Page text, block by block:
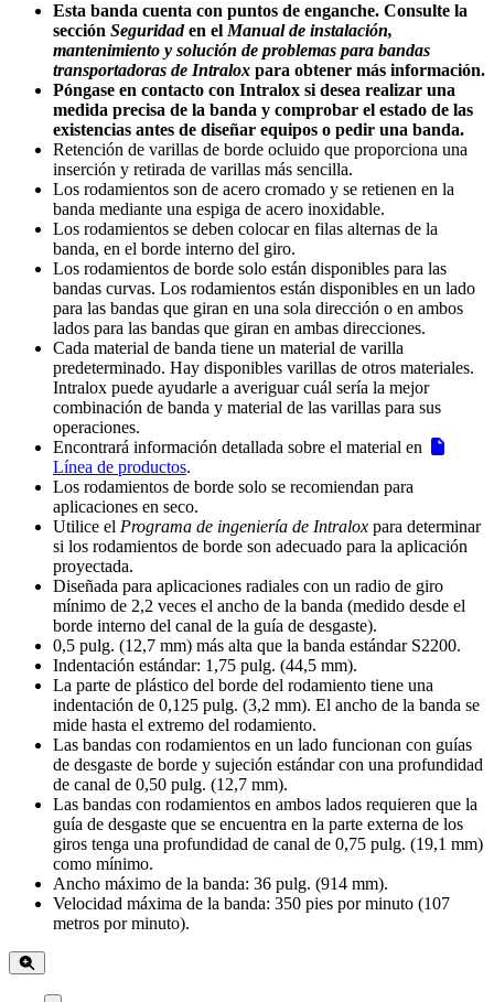
Esta banda cuenta con puntos de enganche. Consulte la
sección Seguridaden el Manual de instalación,
mantenimiento y solución de problemas para bandas
transportadoras de Intralox para obtener más información.
Póngase en contacto con Intralox si desea realizar una
medida precisa de la banda y comprobar el estado de las
existencias antes de diseñar equipos o pedir una banda.
Retención de varillas de borde ocluido que proporciona una
inserción y retirada de varillas más sencilla.
Los rodamientos son de acero cromado y se retienen en la
banda mediante una espiga de acero inoxidable.
Los rodamientos se deben colocar en filas alternas de la
banda, en el borde interno del giro.
Los rodamientos de borde solo están disponibles para las
bandas curvas. Los rodamientos están disponibles en un lado
para las bandas que giran en una sola dirección o en ambos
lados para las bandas que giran en ambas direcciones.
Cada material de banda tiene un material de varilla
predeterminado. Hay disponibles varillas de otros materiales.
Intralox puede ayudarle a averiguar cuál sería la mejor
combinación de banda y material de las varillas para sus
operaciones.
Encontrará información detallada sobre el material en
Línea de productos.
Los rodamientos de borde solo se recomiendan para
aplicaciones en seco.
Utilice el Programa de ingeniería de Intralox para determinar
si los rodamientos de borde son adecuado para la aplicación
proyectada.
Diseñada para aplicaciones radiales con un radio de giro
mínimo de 2,2 veces el ancho de la banda (medido desde el
borde interno del canal de la guía de desgaste).
0,5 pulg. (12,7 mm) más alta que la banda estándar S2200.
Indentación estándar: 1,75 pulg. (44,5 mm).
La parte de plástico del borde del rodamiento tiene una
indentación de 0,125 pulg. (3,2 mm). El ancho de la banda se
mide hasta el extremo del rodamiento.
Las bandas con rodamientos en un lado funcionan con guías
de desgaste de borde y sujeción estándar con una profundidad
de canal de 0,50 pulg. (12,7 mm).
Las bandas con rodamientos en ambos lados requieren que la
guía de desgaste que se encuentra en la parte externa de los
giros tenga una profundidad de canal de 0,75 pulg. (19,1 mm)
como mínimo.
Ancho máximo de la banda: 36 pulg. (914 mm).
Velocidad máxima de la banda: 350 pies por minuto (107
metros por minuto).